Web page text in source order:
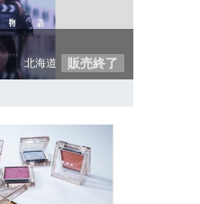
北海道 販売終了